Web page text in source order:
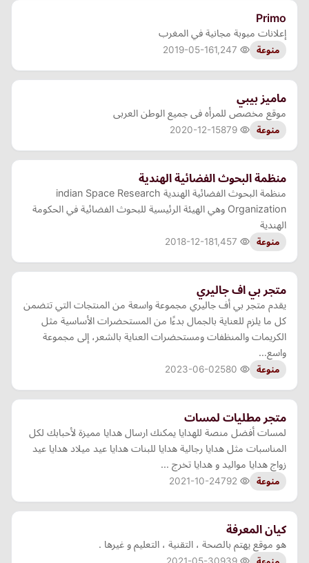
Primo
إعلانات مبوبة مجانية في المغرب
منوعة 2019-05-16
ماميز بيبي
موقع مخصص للمرأه فى جميع الوطن العربى
منوعة 2020-12-15
منظمة البحوث الفضائية الهندية
منظمة البحوث الفضائية الهندية indian Space Research
Organization وهي الهيئة الرئيسية للبحوث الفضائية في الحكومة
الهندية
منوعة 2018-12-18
متجر بي اف جاليري
يقدم متجر بي أف جاليري مجموعة واسعة من المنتجات التي تتضمن
كل ما يلزم للعناية بالجمال بدءًا من المستحضرات الأساسية مثل
الكريمات والمنظفات ومستحضرات العناية بالشعر، إلى مجموعة
واسع…
منوعة 2023-06-02
متجر مطليات لمسات
لمسات أفضل منصة للهدايا يمكنك ارسال هدايا مميزة لأحبابك لكل
المناسبات مثل هدايا رجالية هدايا للبنات هدايا عيد ميلاد هدايا عيد
زواج هدايا مواليد و هدايا تخرج ...
منوعة 2021-10-24
كيان المعرفة
هو موقع يهتم بالصحة ، التقنية ، التعليم و غيرها .